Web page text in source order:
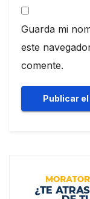
Guarda mi
este
comente.